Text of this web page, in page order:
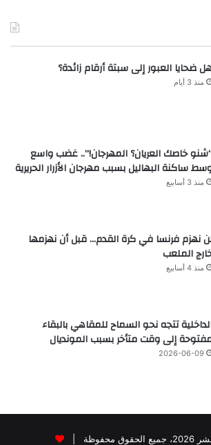
ضحايا العبور إلى سبتة أرقام زائدة؟
منذ 3 أيام
خاصك العريان؟ المهرجان!”.. غضب واسع
ساكنة البهاليل بسبب مهرجان الأزرار الحريرية
منذ 3 أسابيع
نهزم فرنسا في كرة القدم… قبل أن نهزمها
الملعب
منذ 4 أسابيع
تتجه نحو السماح للمقاهي بالبقاء
إلى وقت متأخر بسبب المونديال
2026-06-09
محفوظة |